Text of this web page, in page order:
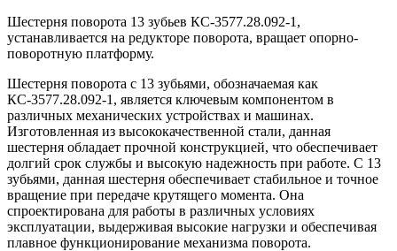
Шестерня поворота 13 зубьев КС-3577.28.092-1,
устанавливается на редукторе поворота, вращает опорно-
поворотную платформу.
Шестерня поворота с 13 зубьями, обозначаемая как
КС-3577.28.092-1, является ключевым компонентом в
различных механических устройствах и машинах.
Изготовленная из высококачественной стали, данная
шестерня обладает прочной конструкцией, что обеспечивает
долгий срок службы и высокую надежность при работе. С 13
зубьями, данная шестерня обеспечивает стабильное и точное
вращение при передаче крутящего момента. Она
спроектирована для работы в различных условиях
эксплуатации, выдерживая высокие нагрузки и обеспечивая
плавное функционирование механизма поворота.